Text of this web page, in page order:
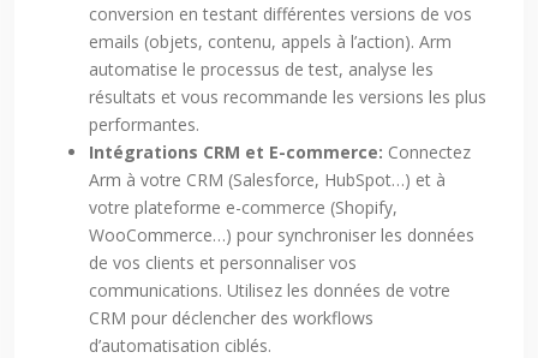
conversion en testant différentes versions de vos
emails (objets, contenu, appels à l’action). Arm
automatise le processus de test, analyse les
résultats et vous recommande les versions les plus
performantes.
Intégrations CRM et E-commerce: Connectez
Arm à votre CRM (Salesforce, HubSpot…) et à
votre plateforme e-commerce (Shopify,
WooCommerce…) pour synchroniser les données
de vos clients et personnaliser vos
communications. Utilisez les données de votre
CRM pour déclencher des workflows
d’automatisation ciblés.